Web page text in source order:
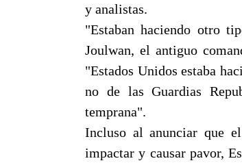
y analistas.
"Estaban haciendo otro
Joulwan, el antiguo
"Estados Unidos estaba
no de las Guardias
temprana".
Incluso al anunciar que
impactar y causar pavor,